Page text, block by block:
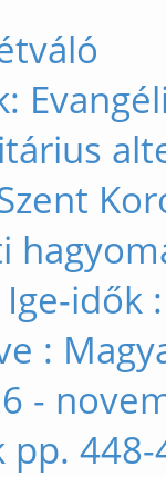
idők
:
-
pp. 448-